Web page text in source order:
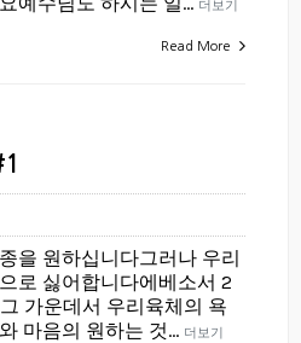
더보기
Read More
을 원하십니다그러나 우리
로 싫어합니다에베소서 2
가운데서 우리육체의 욕
마음의 원하는 것… 더보기